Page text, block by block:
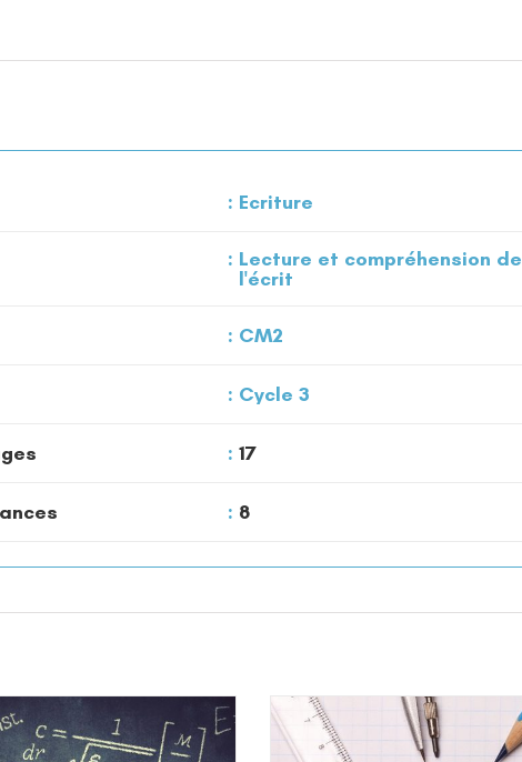
Ecriture
Lecture et compréhension de
l'écrit
CM2
Cycle 3
17
8